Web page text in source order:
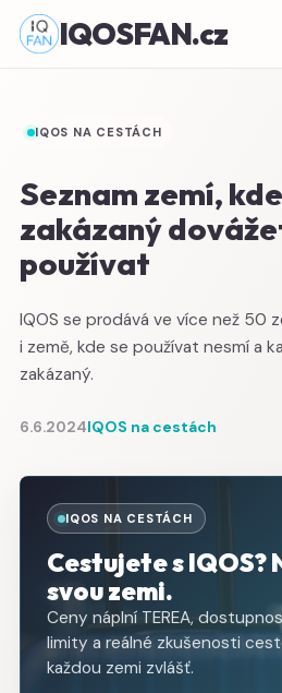
IQOSFAN.cz
IQOS NA CESTÁCH
Seznam zemí,
zakázaný
používat
IQOS se prodává ve více než 50
i země, kde se používat nesmí a
zakázaný.
6.6.2024IQOS na cestách
IQOS NA CESTÁCH
Cestujete s IQOS?
svou zemi.
Ceny náplní TEREA,
limity a reálné zkušenosti
každou zemi zvlášť.